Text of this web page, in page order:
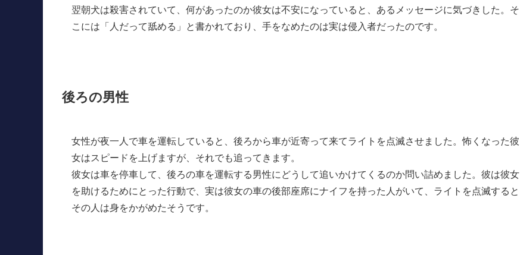
翌朝犬は殺害されていて、何があったのか彼女は不安になっていると、あるメッセージに気づきした。そ
こには「人だって舐める」と書かれており、手をなめたのは実は侵入者だったのです。
後ろの男性
女性が夜一人で車を運転していると、後ろから車が近寄って来てライトを点滅させました。怖くなった彼
女はスピードを上げますが、それでも追ってきます。
彼女は車を停車して、後ろの車を運転する男性にどうして追いかけてくるのか問い詰めました。彼は彼女
を助けるためにとった行動で、実は彼女の車の後部座席にナイフを持った人がいて、ライトを点滅すると
その人は身をかがめたそうです。